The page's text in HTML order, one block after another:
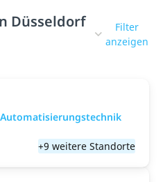
Düsseldorf
Filter
anzeigen
+9 weitere Standorte